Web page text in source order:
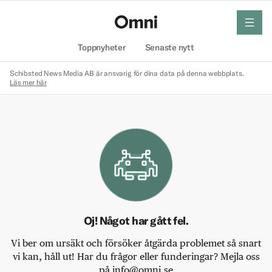
Toppnyheter Senaste nytt
meny
Schibsted News Media AB är ansvarig för dina data på denna webbplats.
Läs mer här
Oj! Något har gått fel.
Vi ber om ursäkt och försöker åtgärda problemet så snart
vi kan, håll ut! Har du frågor eller funderingar? Mejla oss